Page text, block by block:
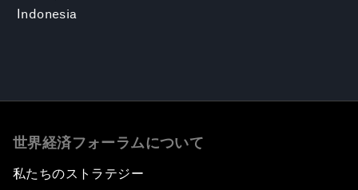
Indonesia
世界経済フォーラムについて
私たちのストラテジー